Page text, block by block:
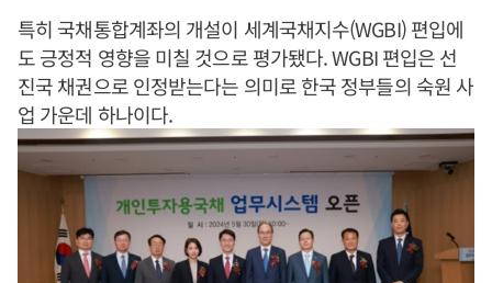
특히 국채통합계좌의 개설이 세계국채지수(WGBI) 편입에
도 긍정적 영향을 미칠 것으로 평가됐다. WGBI 편입은 선
진국 채권으로 인정받는다는 의미로 한국 정부들의 숙원 사
업 가운데 하나이다.